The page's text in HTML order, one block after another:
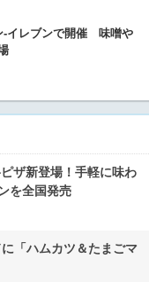
-イレブンで開催 味噌や
ザ新登場！手軽に味わ
を全国発売
「ハムカツ＆たまごマ